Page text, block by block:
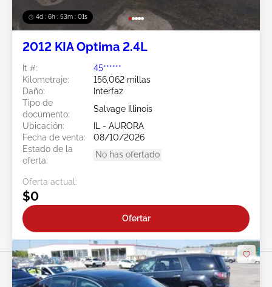
4d : 6h : 52m : 58s
2012 KIA Optima 2.4L
Ít #:
45******
Kilometraje:
156,062 millas
Daño:
Interfaz
Tipo de
documento:
Salvage Illinois
Ubicación:
IL - AURORA
Fecha de venta:
08/10/2026
Estado de la
oferta:
No has ofertado
Oferta actual:
$0
Ofertar